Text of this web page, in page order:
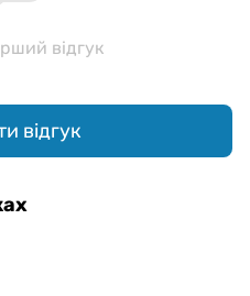
відгук
відгук